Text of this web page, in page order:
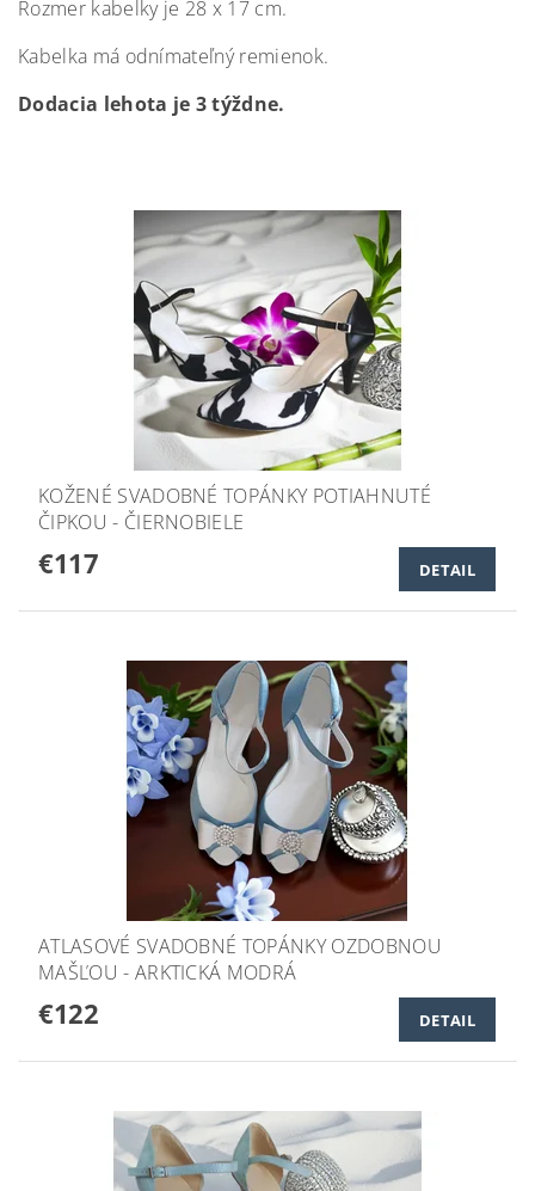
Rozmer kabelky je 28 x 17 cm.
Kabelka má odnímateľný remienok.
Dodacia lehota je 3 týždne.
KOŽENÉ SVADOBNÉ TOPÁNKY POTIAHNUTÉ
ČIPKOU - ČIERNOBIELE
€117 DETAIL
ATLASOVÉ SVADOBNÉ TOPÁNKY OZDOBNOU
MAŠĽOU - ARKTICKÁ MODRÁ
€122 DETAIL